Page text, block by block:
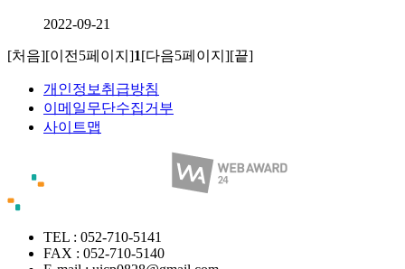
2022-09-21
[처음][이전5페이지]1[다음5페이지][끝]
개인정보취급방침
이메일무단수집거부
사이트맵
TEL : 052-710-5141
FAX : 052-710-5140